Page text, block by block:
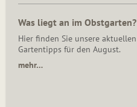
Was liegt an im Obstgarten?
Hier finden Sie unsere aktuellen
Gartentipps für den August.
mehr…